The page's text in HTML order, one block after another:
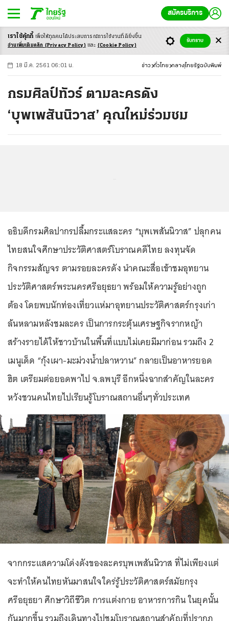
สมัครบริการ
-ก ก ก+
18 มี.ค. 2561 06:01 น. ข่าว ทั่วไทย กลาง ไทยรัฐฉบับพิมพ์
กรมศิลป์ทัวร์ ตามละครดัง
‘บุพเพสันนิวาส’ คุณใหม่ร่วมชม
อธิบดีกรมศิลปากรปลื้มกระแสละคร “บุพเพสันนิวาส” ปลุกคน
ไทยสนใจศึกษาประวัติศาสตร์โบราณคดีไทย ลงทุนจัด
กิจกรรมสัญจร ตามรอยละครดัง นำคณะสื่อเข้าชมอุทยาน
ประวัติศาสตร์พระนครศรีอยุธยา พร้อมให้ความรู้อย่างถูก
ต้อง โดยพบนักท่องเที่ยวแห่มาอุทยานประวัติศาสตร์กรุงเก่า
ล้นหลามหลังชมละคร เป็นการกระตุ้นเศรษฐกิจรากหญ้า
สร้างรายได้ให้ชาวบ้านในพื้นที่แบบไม่เคยมีมาก่อน รวมถึง 2
เมนูเด็ด “กุ้งเผา-มะม่วงน้ำปลาหวาน” กลายเป็นอาหารยอด
ฮิต เตรียมต่อยอดพาไป จ.ลพบุรี อีกหนึ่งฉากสำคัญในละคร
หวังชวนคนไทยไปเรียนรู้โบราณสถานอื่นๆทั่วประเทศ
จากกระแสความโด่งดังของละครบุพเพสันนิวาส ที่ไม่เพียงแต่
จะทำให้คนไทยหันมาสนใจใคร่รู้ประวัติศาสตร์สมัยกรุง
ศรีอยุธยา ศึกษาวิถีชีวิต การแต่งกาย อาหารการกิน ในยุคนั้น
เราใช้คุ้กกี้ เพื่อให้ทุกคนได้ประสบการณ์การใช้งานที่ดียิ่งขึ้น
อ่านเพิ่มเติมคลิก (Privacy Policy) และ (Cookie Policy)
รับทราบ